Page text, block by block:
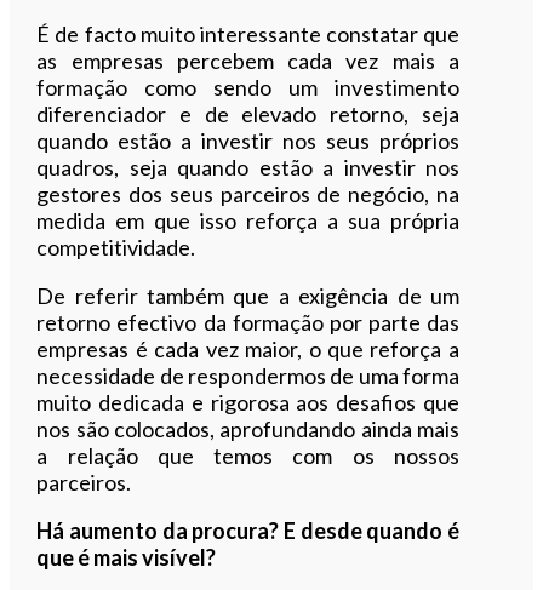
É de facto muito interessante constatar que
as empresas percebem cada vez mais a
formação como sendo um investimento
diferenciador e de elevado retorno, seja
quando estão a investir nos seus próprios
quadros, seja quando estão a investir nos
gestores dos seus parceiros de negócio, na
medida em que isso reforça a sua própria
competitividade.
De referir também que a exigência de um
retorno efectivo da formação por parte das
empresas é cada vez maior, o que reforça a
necessidade de respondermos de uma forma
muito dedicada e rigorosa aos desafios que
nos são colocados, aprofundando ainda mais
a relação que temos com os nossos
parceiros.
Há aumento da procura? E desde quando é
que é mais visível?